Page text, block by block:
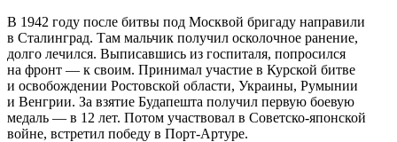
В 1942 году после битвы под Москвой бригаду направили
в Сталинград. Там мальчик получил осколочное ранение,
долго лечился. Выписавшись из госпиталя, попросился
на фронт — ​к своим. Принимал участие в Курской битве
и освобождении Ростовской области, Украины, Румынии
и Венгрии. За взятие Будапешта получил первую боевую
медаль — ​в 12 лет. Потом участвовал в Советско-японской
войне, встретил победу в Порт-Артуре.